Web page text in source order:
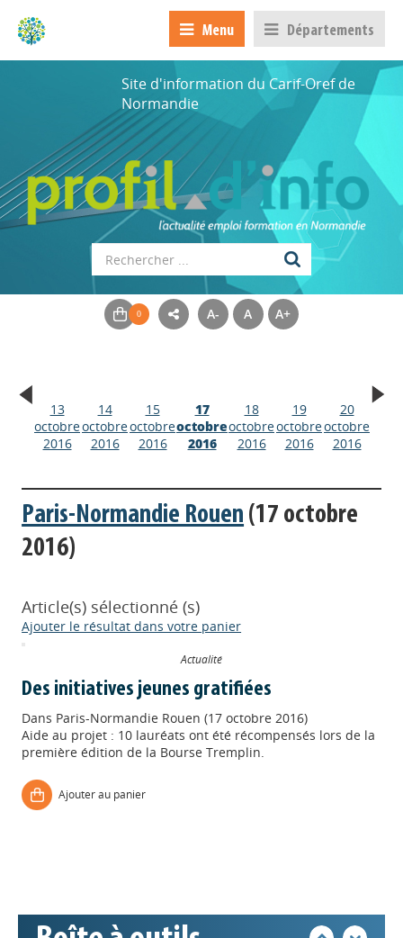
Menu Départements
Site d'information du Carif-Oref de
Normandie
A- A A+
13
octobre
2016
14
octobre
2016
15
octobre
2016
17
octobre
2016
18
octobre
2016
19
octobre
2016
20
octobre
2016
Paris-Normandie Rouen (17 octobre
2016)
Article(s) sélectionné (s)
Ajouter le résultat dans votre panier
Actualité
Des initiatives jeunes gratifiées
Dans Paris-Normandie Rouen (17 octobre 2016)
Aide au projet : 10 lauréats ont été récompensés lors de la
première édition de la Bourse Tremplin.
Ajouter au panier
Appels à projets